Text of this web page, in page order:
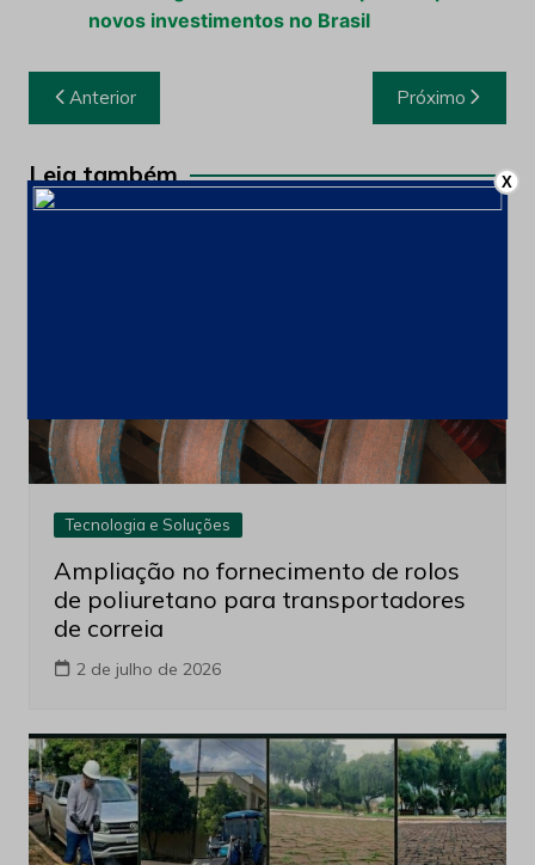
novos investimentos no Brasil
Navegação
de
Post
Anterior Próximo
Leia também
Tecnologia e Soluções
Ampliação no fornecimento de rolos
de poliuretano para transportadores
de correia
2 de julho de 2026
X